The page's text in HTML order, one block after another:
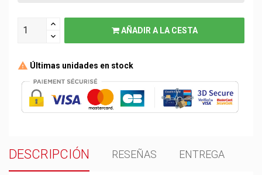
AÑADIR A LA CESTA
Últimas unidades en stock
DESCRIPCIÓN RESEÑAS ENTREGA